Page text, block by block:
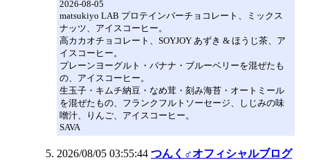
2026-08-05
matsukiyo LAB プロテインバーチョコレート、ミックス
ナッツ、アイスコーヒー。
高カカオチョコレート、SOYJOY あずき & ほうじ茶、ア
イスコーヒー。
プレーンヨーグルト・バナナ・ブルーベリーを混ぜたも
の、アイスコーヒー。
生玉子・キムチ納豆・なめ茸・刻み海苔・オートミール
を混ぜたもの、フランクフルトソーセージ、しじみの味
噌汁、りんご、アイスコーヒー。
SAVA
2026/08/05 03:55:44 つんく♂オフィシャルブログ